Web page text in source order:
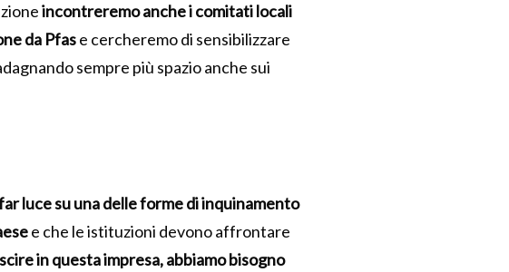
incontreremo anche i comitati locali
da Pfase cercheremo di sensibilizzare
sempre più spazio anche sui
luce su una delle forme di inquinamento
e che le istituzioni devono affrontare
in questa impresa, abbiamo bisogno